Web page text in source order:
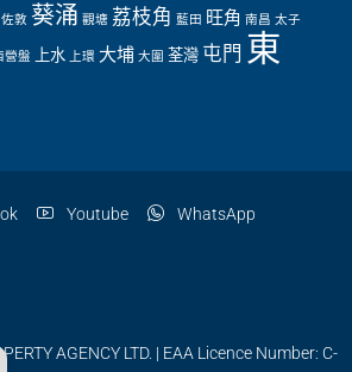
佐敦 葵涌 觀塘 荔枝角 藍田 旺角 南昌 太子
營盤 上水 上環 大埔 大圍 荃灣 屯門 東
Youtube WhatsApp
AGENCY LTD. | EAA Licence Number: C-